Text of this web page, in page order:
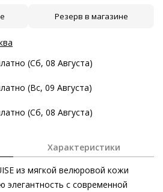
17 сен
покупки
часть, а оставшееся будем
Резерв в магазине
(Сб, 08 Августа)
(Вс, 09 Августа)
(Сб, 08 Августа)
Характеристики
из мягкой велюровой кожи
элегантность с современной